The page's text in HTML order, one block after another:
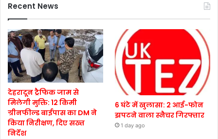
Recent News
देहरादून ट्रैफिक जाम से
मिलेगी मुक्ति: 12 किमी
ग्रीनफील्ड बाईपास का DM ने
किया निरीक्षण, दिए सख्त
निर्देश
6 घंटे में खुलासा: 2 आई-फोन
झपटने वाला स्नैचर गिरफ्तार
1 day ago